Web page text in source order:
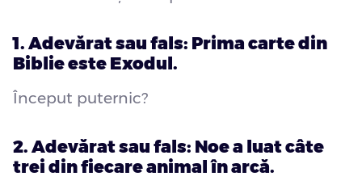
1. Adevărat sau fals: Prima carte din
Biblie este Exodul.
Început puternic?
2. Adevărat sau fals: Noe a luat câte
trei din fiecare animal în arcă.